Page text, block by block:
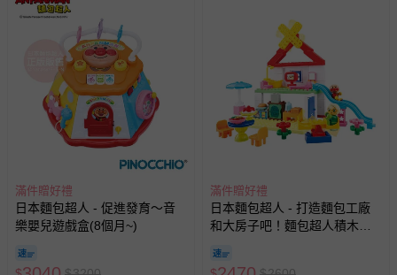
滿件贈好禮
日本麵包超人 - 促進發育～音
樂嬰兒遊戲盒(8個月~)
滿件贈好禮
日本麵包超人 - 打造麵包工廠
和大房子吧！麵包超人積木樂